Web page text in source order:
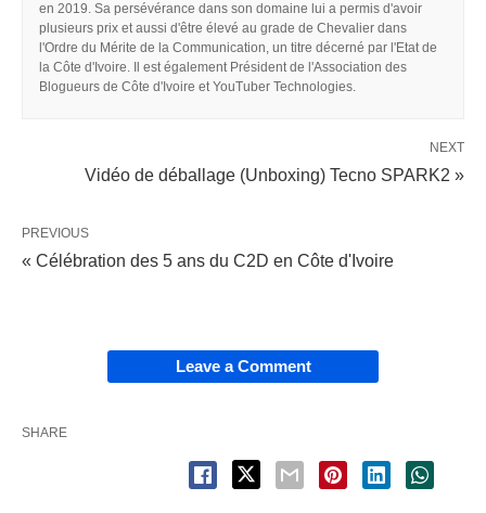
en 2019. Sa persévérance dans son domaine lui a permis d'avoir
plusieurs prix et aussi d'être élevé au grade de Chevalier dans
l'Ordre du Mérite de la Communication, un titre décerné par l'Etat de
la Côte d'Ivoire. Il est également Président de l'Association des
Blogueurs de Côte d'Ivoire et YouTuber Technologies.
NEXT
Vidéo de déballage (Unboxing) Tecno SPARK2 »
PREVIOUS
« Célébration des 5 ans du C2D en Côte d'Ivoire
Leave a Comment
SHARE